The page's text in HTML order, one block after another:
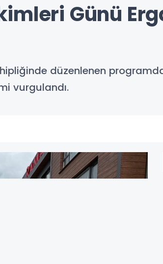
Günü
düzenlenen
vurgulandı.